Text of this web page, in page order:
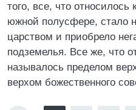
того, все, что
южной полусфере, стало
царством и приобрело
подземелья. Все же, что
называлось пределом
верхом божественного